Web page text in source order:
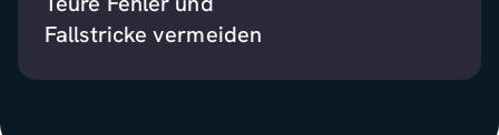
Fallstricke vermeiden